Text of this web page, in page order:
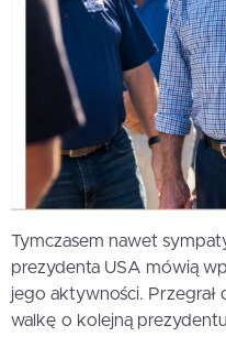
Tymczasem nawet
prezydenta USA mówią
jego aktywności.
walkę o kolejną